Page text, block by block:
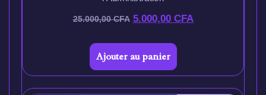
25.000,00CFA 5.000,00 CFA
Ajouter au panier